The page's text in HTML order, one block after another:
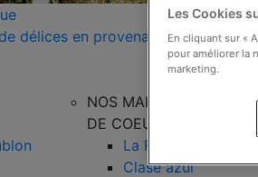
délices en provenance de Grèce !
NOS MARQUES COUPS
DE COEUR
La Favorita
Clase azul
Les Cookies
En cliquant sur «
pour améliorer la
marketing.